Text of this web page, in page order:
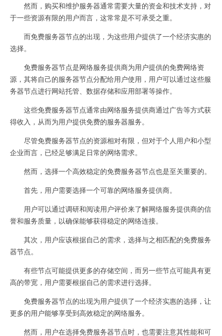
然而，购买和维护服务器通常需要大量的资金和技术支持，对
于一些资源有限的用户而言，这常常是不可承受之重。
而免费服务器节点的出现，为这些用户提供了一个经济实惠的
选择。
免费服务器节点是网络服务提供商为用户提供的免费网络资
源，其将自己的服务器节点分配给用户使用，用户可以通过这些服
务器节点进行网站托管、数据存储和应用部署等操作。
这些免费服务器节点通常由网络服务提供商通过广告等方式获
得收入，从而为用户提供免费的服务器服务。
尽管免费服务器节点的资源相对有限，但对于个人用户和小型
企业而言，已经足够满足日常的网络需求。
然而，选择一个高效稳定的免费服务器节点也是至关重要的。
首先，用户需要选择一个可靠的网络服务提供商。
用户可以通过调研和阅读用户评价来了解网络服务提供商的信
誉和服务质量，以确保能够获得稳定的网络连接。
其次，用户应该根据自己的需求，选择与之相匹配的免费服务
器节点。
有些节点可能提供更多的存储空间，而另一些节点可能具有更
高的带宽，用户需要根据自己的需求进行选择。
免费服务器节点的出现为用户提供了一个经济实惠的选择，让
更多的用户能够享受到高效稳定的网络服务。
然而，用户在选择免费服务器节点时，也需要注意其性能和可